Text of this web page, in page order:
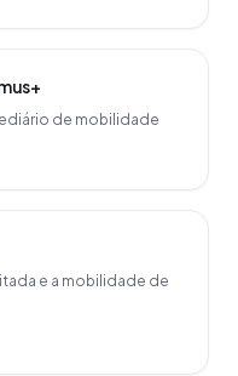
de mobilidade
e a mobilidade de